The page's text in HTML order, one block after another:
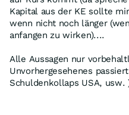
Kapital aus der KE sollte
wenn nicht noch länger
anfangen zu wirken)....
Alle Aussagen nur
Unvorhergesehenes
Schuldenkollaps USA, usw.